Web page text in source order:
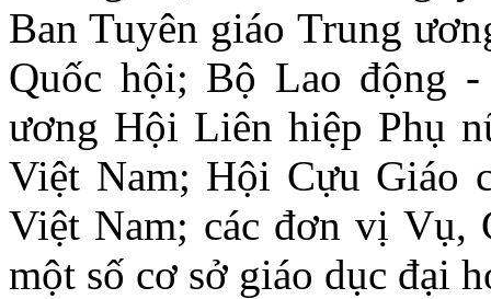
Ban Tuyên giáo Trung
Quốc hội; Bộ Lao động
ương Hội Liên hiệp Phụ
Việt Nam; Hội Cựu Giáo
Việt Nam; các đơn vị Vụ,
một số cơ sở giáo dục đại